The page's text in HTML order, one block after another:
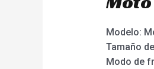
Modelo:
Tamaño
Modo de